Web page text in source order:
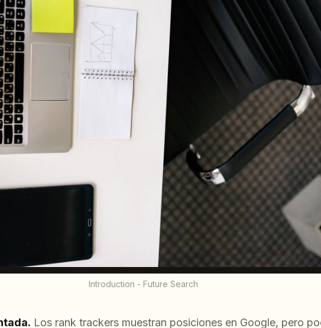
Introduction - Future Search
Los rank trackers muestran posiciones en Google, pero